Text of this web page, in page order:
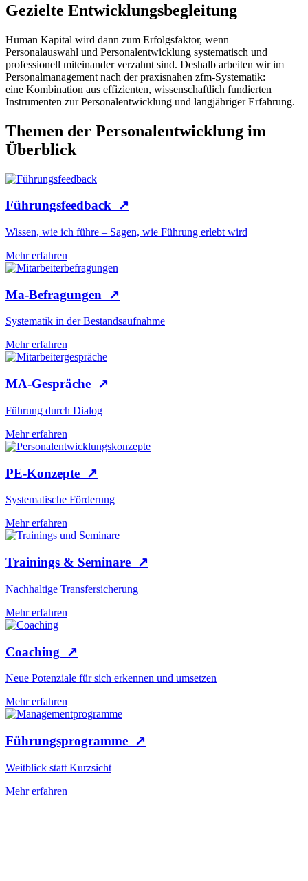
Gezielte Entwicklungsbegleitung
Human Kapital wird dann zum Erfolgsfaktor, wenn
Personalauswahl und Personalentwicklung systematisch und
professionell miteinander verzahnt sind. Deshalb arbeiten wir im
Personalmanagement nach der praxisnahen zfm-Systematik:
eine Kombination aus effizienten, wissenschaftlich fundierten
Instrumenten zur Personalentwicklung und langjähriger Erfahrung.
Themen der Personalentwicklung im
Überblick
Führungsfeedback ↗
Wissen, wie ich führe – Sagen, wie Führung erlebt wird
Mehr erfahren
Ma-Befragungen ↗
Systematik in der Bestandsaufnahme
Mehr erfahren
MA-Gespräche ↗
Führung durch Dialog
Mehr erfahren
PE-Konzepte ↗
Systematische Förderung
Mehr erfahren
Trainings & Seminare ↗
Nachhaltige Transfersicherung
Mehr erfahren
Coaching ↗
Neue Potenziale für sich erkennen und umsetzen
Mehr erfahren
Führungsprogramme ↗
Weitblick statt Kurzsicht
Mehr erfahren